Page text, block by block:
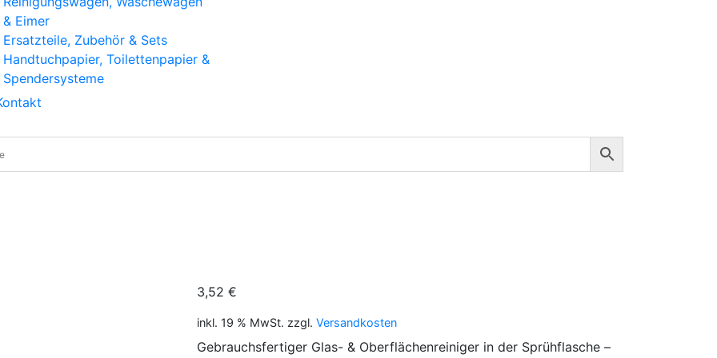
& Eimer
Ersatzteile, Zubehör & Sets
Handtuchpapier, Toilettenpapier &
Spendersysteme
3,52€
inkl. 19 % MwSt. zzgl.Versandkosten
Gebrauchsfertiger Glas- & Oberflächenreiniger in der Sprühflasche –